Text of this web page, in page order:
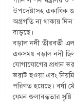
উপদেষ্টাসহ একাধিক
অগ্রগতি না থাকায়
বাড়ছে।
বড়াল নদী তীরবর্তী
একসময় বড়াল নদী
যোগাযোগের প্রধান
ভরাট হওয়া এবং
পরিণত হয়েছে। বর্ষা
যেমন জলাবদ্ধতার